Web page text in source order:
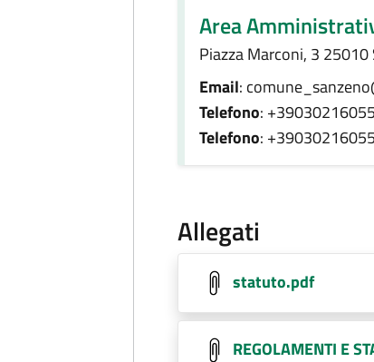
Area
Piazza Marconi, 3 25010
Email:
Telefono:
Telefono:
Allegati
statuto.pdf
REGOLAMENTI E